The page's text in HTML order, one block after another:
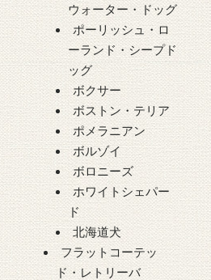
ウォーター・ドッグ
ポーリッシュ・ロ
ーランド・シープド
ッグ
ボクサー
ボストン・テリア
ポメラニアン
ボルゾイ
ボロニーズ
ホワイトシェパー
ド
北海道犬
フラットコーテッ
ド・レトリーバ